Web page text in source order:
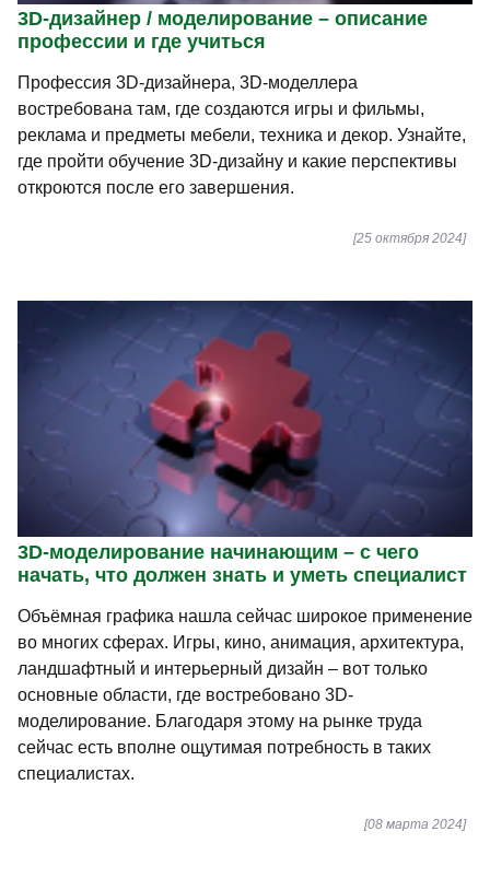
3D-дизайнер / моделирование – описание
профессии и где учиться
Профессия 3D-дизайнера, 3D-моделлера
востребована там, где создаются игры и фильмы,
реклама и предметы мебели, техника и декор. Узнайте,
где пройти обучение 3D-дизайну и какие перспективы
откроются после его завершения.
[25 октября 2024]
3D-моделирование начинающим – с чего
начать, что должен знать и уметь специалист
Объёмная графика нашла сейчас широкое применение
во многих сферах. Игры, кино, анимация, архитектура,
ландшафтный и интерьерный дизайн – вот только
основные области, где востребовано 3D-
моделирование. Благодаря этому на рынке труда
сейчас есть вполне ощутимая потребность в таких
специалистах.
[08 марта 2024]